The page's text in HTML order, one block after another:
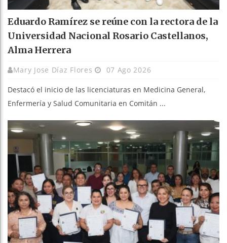
Eduardo Ramírez se reúne con la rectora de la
Universidad Nacional Rosario Castellanos,
Alma Herrera
Mary Jose Díaz Flores 07 Ago 2026
Destacó el inicio de las licenciaturas en Medicina General,
Enfermería y Salud Comunitaria en Comitán ...